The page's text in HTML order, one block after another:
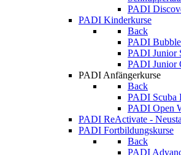
PADI
PADI Kinderkurse
Back
PADI
PADI Junior
PADI Junior
PADI Anfängerkurse
Back
PADI Scuba
PADI Open
PADI ReActivate -
PADI Fortbildungskurse
Back
PADI